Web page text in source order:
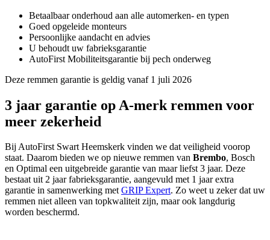
Betaalbaar onderhoud aan alle automerken- en typen
Goed opgeleide monteurs
Persoonlijke aandacht en advies
U behoudt uw fabrieksgarantie
AutoFirst Mobiliteitsgarantie bij pech onderweg
Deze remmen garantie is geldig vanaf 1 juli 2026
3 jaar garantie op A-merk remmen voor
meer zekerheid
Bij AutoFirst Swart Heemskerk vinden we dat veiligheid voorop
staat. Daarom bieden we op nieuwe remmen van Brembo, Bosch
en Optimal een uitgebreide garantie van maar liefst 3 jaar. Deze
bestaat uit 2 jaar fabrieksgarantie, aangevuld met 1 jaar extra
garantie in samenwerking metGRIP Expert. Zo weet u zeker dat uw
remmen niet alleen van topkwaliteit zijn, maar ook langdurig
worden beschermd.